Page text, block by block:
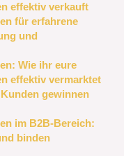
effektiv verkauft
für erfahrene
und
Wie ihr eure
effektiv vermarktet
gewinnen
im B2B-Bereich:
binden